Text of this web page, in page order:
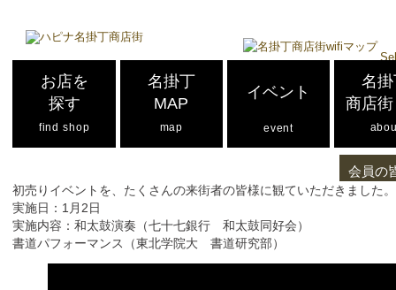
お店を
探す
find shop
名掛丁
MAP
map
イベント
event
名
商店
会員の
初売りイベントを、たくさんの来街者の皆様に観ていただきました。
実施日：1月2日
実施内容：和太鼓演奏（七十七銀行 和太鼓同好会）
書道パフォーマンス（東北学院大 書道研究部）